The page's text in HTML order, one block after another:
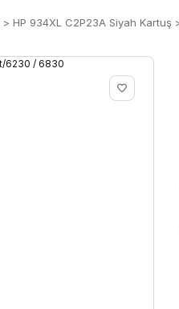
HP 934XL C2P23A Siyah Kartuş